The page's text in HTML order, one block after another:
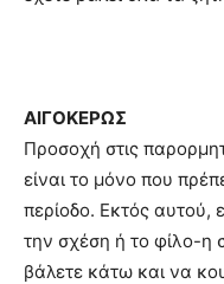
ΑΙΓΟΚΕΡΩΣ
Προσοχή στις
είναι το μόνο που
περίοδο. Εκτός αυτού,
την σχέση ή το φίλο-η
βάλετε κάτω και να